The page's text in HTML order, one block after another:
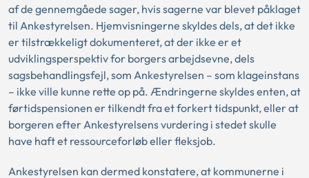
af de gennemgåede sager, hvis sagerne var blevet påklaget
til Ankestyrelsen. Hjemvisningerne skyldes dels, at det ikke
er tilstrækkeligt dokumenteret, at der ikke er et
udviklingsperspektiv for borgers arbejdsevne, dels
sagsbehandlingsfejl, som Ankestyrelsen – som klageinstans
– ikke ville kunne rette op på. Ændringerne skyldes enten, at
førtidspensionen er tilkendt fra et forkert tidspunkt, eller at
borgeren efter Ankestyrelsens vurdering i stedet skulle
have haft et ressourceforløb eller fleksjob.
Ankestyrelsen kan dermed konstatere, at kommunerne i